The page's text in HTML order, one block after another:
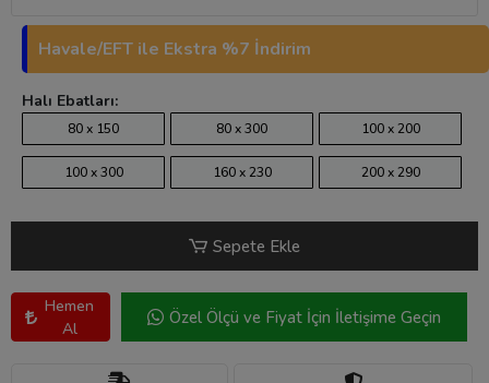
Havale/EFT ile Ekstra %7 İndirim
Halı Ebatları:
80 x 150 80 x 300 100 x 200
100 x 300 160 x 230 200 x 290
Sepete Ekle
Hemen
Al
Özel Ölçü ve Fiyat İçin İletişime Geçin